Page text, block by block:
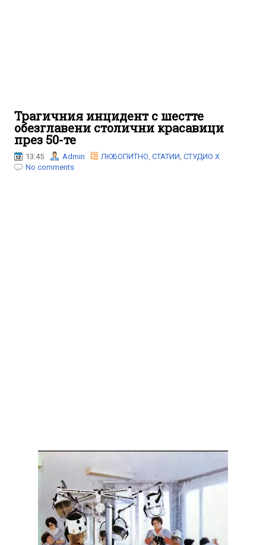
Трагичния инцидент с шестте
обезглавени столични красавици
през 50-те
13:45 Admin ЛЮБОПИТНО, СТАТИИ, СТУДИО Х
No comments